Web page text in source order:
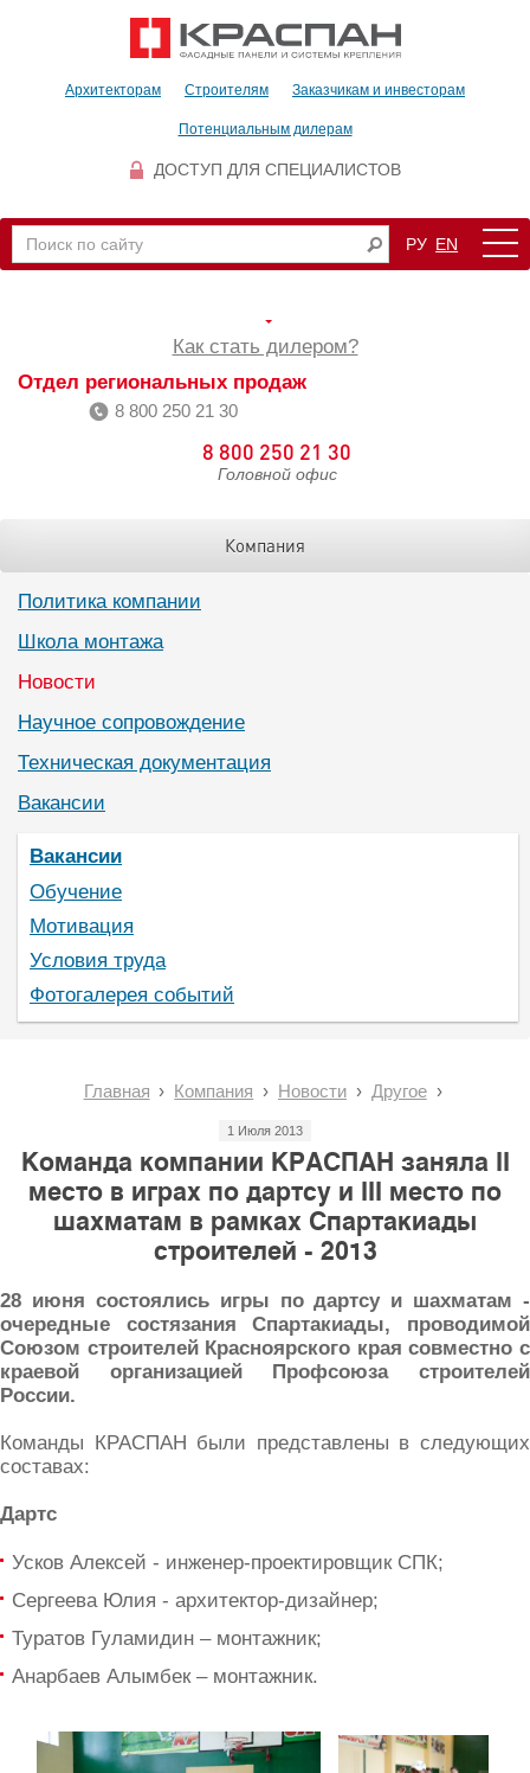
Архитекторам Строителям Заказчикам и инвесторам
Потенциальным дилерам
ДОСТУП ДЛЯ СПЕЦИАЛИСТОВ
РУ EN
Как стать дилером?
Отдел региональных продаж
8 800 250 21 30
8 800 250 21 30
Головной офис
Компания
Политика компании
Школа монтажа
Новости
Научное сопровождение
Техническая документация
Вакансии
Вакансии
Обучение
Мотивация
Условия труда
Фотогалерея событий
Главная Компания Новости Другое
1 Июля 2013
Команда компании КРАСПАН заняла II
место в играх по дартсу и III место по
шахматам в рамках Спартакиады
строителей - 2013
28 июня состоялись игры по дартсу и шахматам -
очередные состязания Спартакиады, проводимой
Союзом строителей Красноярского края совместно с
краевой организацией Профсоюза строителей
России.
Команды КРАСПАН были представлены в следующих
составах:
Дартс
Усков Алексей - инженер-проектировщик СПК;
Сергеева Юлия - архитектор-дизайнер;
Туратов Гуламидин – монтажник;
Анарбаев Алымбек – монтажник.